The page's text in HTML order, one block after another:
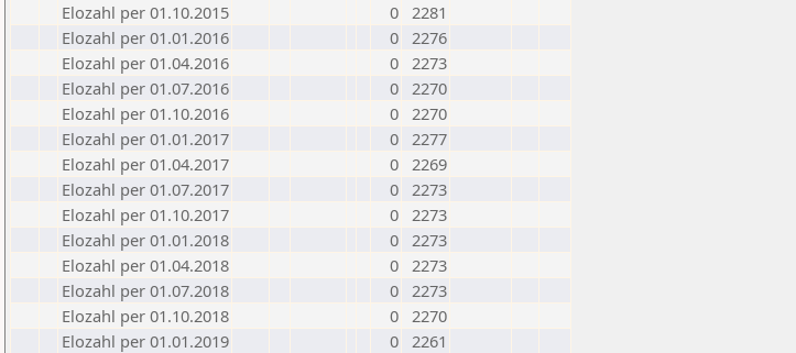
Elozahl per 01.10.2015
0 2281
Elozahl per 01.01.2016
0 2276
Elozahl per 01.04.2016
0 2273
Elozahl per 01.07.2016
0 2270
Elozahl per 01.10.2016
0 2270
Elozahl per 01.01.2017
0 2277
Elozahl per 01.04.2017
0 2269
Elozahl per 01.07.2017
0 2273
Elozahl per 01.10.2017
0 2273
Elozahl per 01.01.2018
0 2273
Elozahl per 01.04.2018
0 2273
Elozahl per 01.07.2018
0 2273
Elozahl per 01.10.2018
0 2270
Elozahl per 01.01.2019
0 2261